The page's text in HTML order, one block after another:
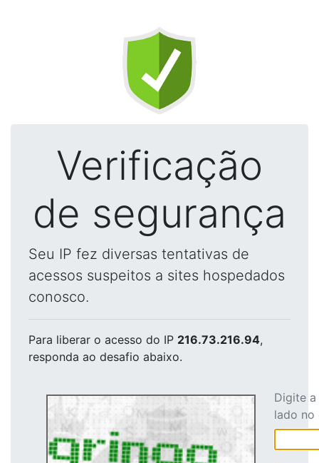
Verificação
de segurança
Seu IP fez diversas tentativas de
acessos suspeitos a sites hospedados
conosco.
Para liberar o acesso do IP 216.73.216.94,
responda ao desafio abaixo.
Digite
lado no